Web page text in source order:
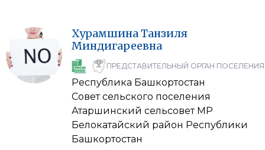
ХурамшинаТанзиля
Миндигареевна
ПРЕДСТАВИТЕЛЬНЫЙ ОРГАН ПОСЕЛЕНИЯ
Республика Башкортостан
Совет сельского поселения
Атаршинский сельсовет МР
Белокатайский район Республики
Башкортостан